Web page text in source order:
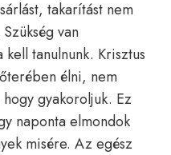
takarítást nem
van
tanulnunk. Krisztus
élni, nem
gyakoroljuk. Ez
naponta elmondok
misére. Az egész